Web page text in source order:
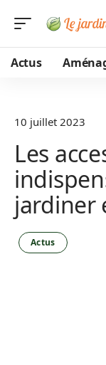
Actus
10 juillet 2023
Les
jardiner
Actus